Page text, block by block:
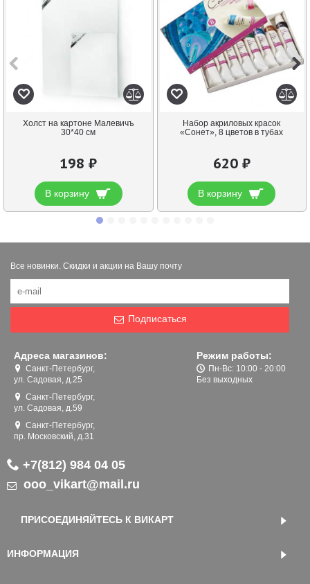
Холст на картоне Малевичъ
30*40 см
198 ₽
В корзину
Набор акриловых красок
«Сонет», 8 цветов в тубах
620 ₽
В корзину
Все новинки. Скидки и акции на Вашу почту
Подписаться
Адреса магазинов:
Санкт-Петербург,
ул. Садовая, д.25
Санкт-Петербург,
ул. Садовая, д.59
Санкт-Петербург,
пр. Московский, д.31
Режим работы:
Пн-Вс: 10:00 - 20:00
Без выходных
+7(812) 984 04 05
ooo_vikart@mail.ru
ПРИСОЕДИНЯЙТЕСЬ К ВИКАРТ
ИНФОРМАЦИЯ